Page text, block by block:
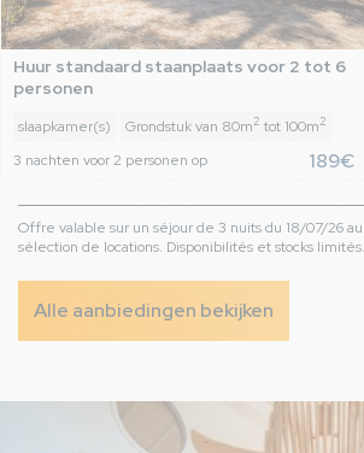
Huur standaard staanplaats voor 2 tot 6
personen
slaapkamer(s) Grondstuk van 80m2 tot 100m2
3 nachten voor 2 personen op 189€
Offre valable sur un séjour de 3 nuits du 18/07/26
sélection de locations. Disponibilités et stocks limités.
Alle aanbiedingen bekijken